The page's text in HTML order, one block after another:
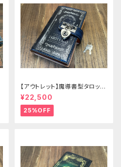
【アウトレット】魔導書型タロット
カードケース Grimoire 青の書
¥22,500
25%OFF